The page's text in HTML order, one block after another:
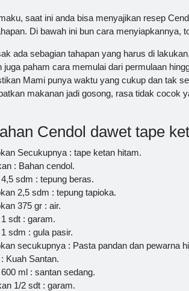
saat ini anda bisa menyajikan resep
Di bawah ini bun cara menyiapkannya,
ada sebagian tahapan yang harus di
juga paham cara memulai dari permulaan
Mami punya waktu yang cukup dan tak
makanan jadi gosong, rasa tidak cocok
Cendol dawet tape
Secukupnya : tape ketan hitam.
: Bahan cendol.
sdm : tepung beras.
2,5 sdm : tepung tapioka.
375 gr : air.
sdt : garam.
sdm : gula pasir.
secukupnya : Pasta pandan dan pewarna
Kuah Santan.
ml : santan sedang.
1/2 sdt : garam.